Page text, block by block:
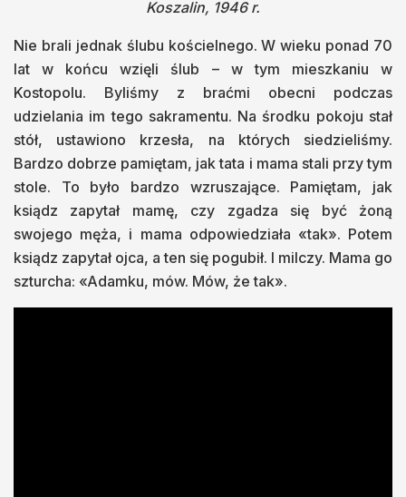
Koszalin, 1946 r.
Nie brali jednak ślubu kościelnego. W wieku ponad 70
lat w końcu wzięli ślub – w tym mieszkaniu w
Kostopolu. Byliśmy z braćmi obecni podczas
udzielania im tego sakramentu. Na środku pokoju stał
stół, ustawiono krzesła, na których siedzieliśmy.
Bardzo dobrze pamiętam, jak tata i mama stali przy tym
stole. To było bardzo wzruszające. Pamiętam, jak
ksiądz zapytał mamę, czy zgadza się być żoną
swojego męża, i mama odpowiedziała «tak». Potem
ksiądz zapytał ojca, a ten się pogubił. I milczy. Mama go
szturcha: «Adamku, mów. Mów, że tak».